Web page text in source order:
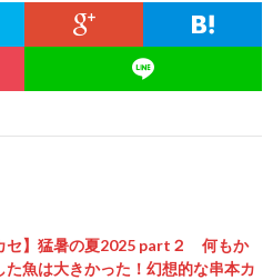
セ】猛暑の夏2025 part２ 何もか
魚は大きかった！幻想的な串本カ